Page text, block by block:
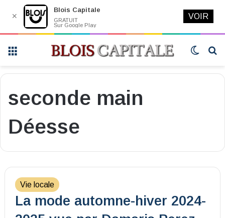
Switch
seconde main
Déesse
Vie locale
La mode automne-hiver 2024-
✕
Blois Capitale
GRATUIT
Sur Google Play
VOIR